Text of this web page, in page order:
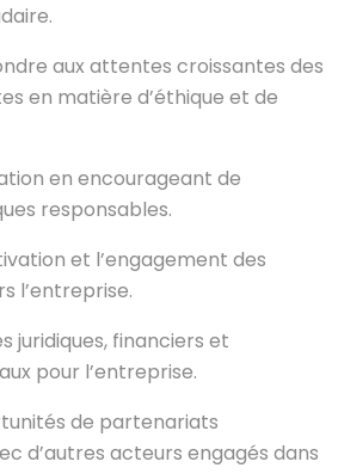
aux attentes croissantes des
en matière d’éthique et de
en encourageant de
responsables.
et l’engagement des
l’entreprise.
juridiques, financiers et
pour l’entreprise.
de partenariats
d’autres acteurs engagés dans